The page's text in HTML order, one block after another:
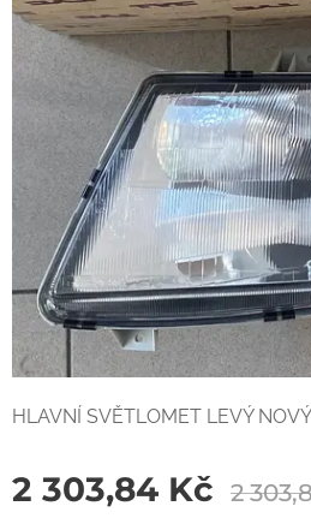
HLAVNÍ SVĚTLOMET LEVÝ
2 303,84 Kč 2